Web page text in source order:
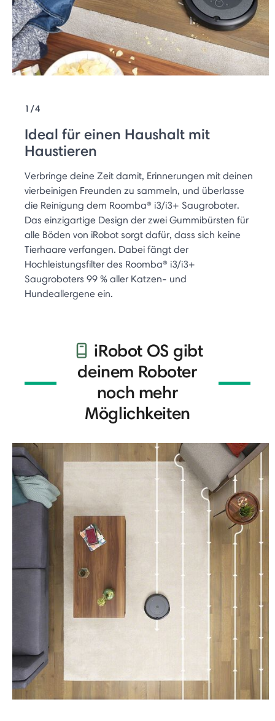
1/4
Ideal für einen Haushalt mit
Haustieren
Verbringe deine Zeit damit, Erinnerungen mit deinen
vierbeinigen Freunden zu sammeln, und überlasse
die Reinigung dem Roomba® i3/i3+ Saugroboter.
Das einzigartige Design der zwei Gummibürsten für
alle Böden von iRobot sorgt dafür, dass sich keine
Tierhaare verfangen. Dabei fängt der
Hochleistungsfilter des Roomba® i3/i3+
Saugroboters 99 % aller Katzen- und
Hundeallergene ein.
iRobot OS gibt
deinem Roboter
noch mehr
Möglichkeiten